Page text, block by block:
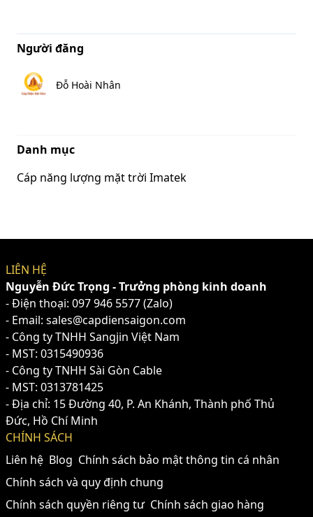
Người đăng
Đỗ Hoài Nhân
Danh mục
Cáp năng lượng mặt trời Imatek
LIÊN HỆ
Nguyễn Đức Trọng - Trưởng phòng kinh doanh
- Điện thoại: 097 946 5577(Zalo)
- Email: sales@capdiensaigon.com
- Công ty TNHH Sangjin Việt Nam
- MST: 0315490936
- Công ty TNHH Sài Gòn Cable
- MST: 0313781425
- Địa chỉ: 15 Đường 40, P. An Khánh, Thành phố Thủ
Đức, Hồ Chí Minh
CHÍNH SÁCH
Liên hệ Blog Chính sách bảo mật thông tin cá nhân
Chính sách và quy định chung
Chính sách quyền riêng tư Chính sách giao hàng